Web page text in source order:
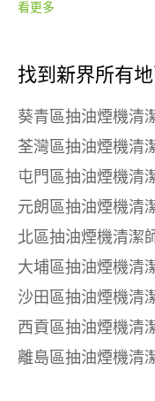
看更多
找到新界所有
葵青區抽油煙機清
荃灣區抽油煙機清
屯門區抽油煙機清
元朗區抽油煙機清
北區抽油煙機清潔
大埔區抽油煙機清
沙田區抽油煙機清
西貢區抽油煙機清
離島區抽油煙機清